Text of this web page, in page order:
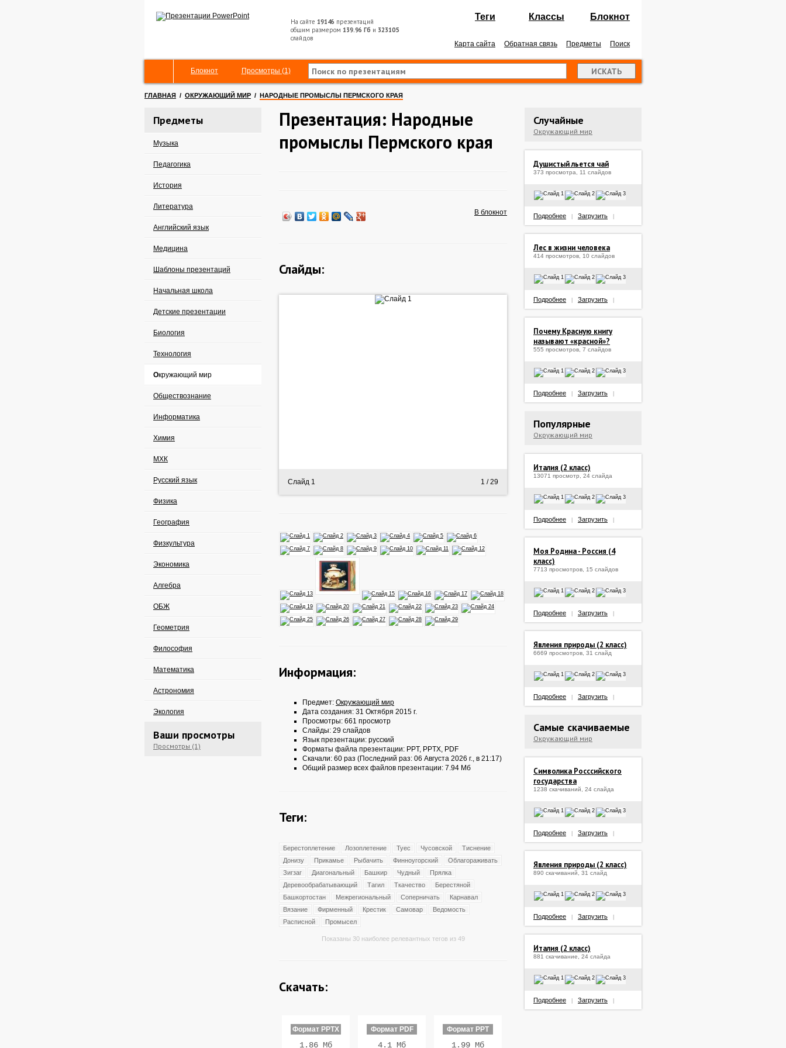
На сайте 19146 презентаций
общим размером 139.96 Гб и 323105
слайдов
Теги Классы Блокнот
Карта сайта Обратная связь Предметы Поиск
Блокнот Просмотры (1)
ГЛАВНАЯ / ОКРУЖАЮЩИЙ МИР / НАРОДНЫЕ ПРОМЫСЛЫ ПЕРМСКОГО КРАЯ
Предметы
Музыка
Педагогика
История
Литература
Английский язык
Медицина
Шаблоны презентаций
Начальная школа
Детские презентации
Биология
Технология
Окружающий мир
Обществознание
Информатика
Химия
МХК
Русский язык
Физика
География
Физкультура
Экономика
Алгебра
ОБЖ
Геометрия
Философия
Математика
Астрономия
Экология
Ваши просмотры
Просмотры (1)
Презентация: Народные
промыслы Пермского края
В блокнот
Слайды:
Слайд 1 1 / 29
Информация:
Предмет: Окружающий мир
Дата создания: 31 Октября 2015 г.
Просмотры: 661 просмотр
Слайды: 29 слайдов
Язык презентации: русский
Форматы файла презентации: PPT, PPTX, PDF
Скачали: 60 раз (Последний раз: 06 Августа 2026 г., в 21:17)
Общий размер всех файлов презентации: 7.94 Мб
Теги:
Берестоплетение Лозоплетение Туес Чусовской
Тиснение
Донизу
Прикамье Рыбачить Финноугорский
Облагораживать
Зигзаг
Диагональный Башкир Чудный
Прялка
Деревообрабатывающий
Тагил Ткачество
Берестяной
Башкортостан
Межрегиональный Соперничать
Карнавал
Вязание
Фирменный Крестик Самовар
Ведомость
Расписной
Промысел
Показаны 30 наиболее релевантных тегов из 49
Скачать:
Формат PPTX
1.86 Мб
Формат PDF
4.1 Мб
Формат PPT
1.99 Мб
Случайные
Окружающий мир
Душистый льется чай
373 просмотра, 11 слайдов
Подробнее Загрузить
Лес в жизни человека
414 просмотров, 10 слайдов
Подробнее Загрузить
Почему Красную книгу
называют «красной»?
555 просмотров, 7 слайдов
Подробнее Загрузить
Популярные
Окружающий мир
Италия (2 класс)
13071 просмотр, 24 слайда
Подробнее Загрузить
Моя Родина - Россия (4
класс)
7713 просмотров, 15 слайдов
Подробнее Загрузить
Явления природы (2 класс)
6669 просмотров, 31 слайд
Подробнее Загрузить
Самые скачиваемые
Окружающий мир
Символика Росссийского
государства
1238 скачиваний, 24 слайда
Подробнее Загрузить
Явления природы (2 класс)
890 скачиваний, 31 слайд
Подробнее Загрузить
Италия (2 класс)
881 скачивание, 24 слайда
Подробнее Загрузить